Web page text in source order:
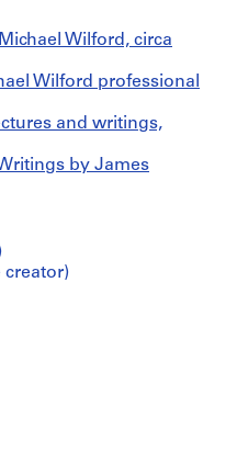
Wilford, circa
Wilford professional
and writings,
by James
creator)